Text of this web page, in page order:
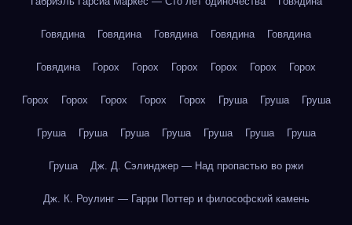
Говядина Говядина Говядина Говядина Говядина
Говядина Горох Горох Горох Горох Горох Горох
Горох Горох Горох Горох Горох Груша Груша Груша
Груша Груша Груша Груша Груша Груша Груша
Груша Дж. Д. Сэлинджер — Над пропастью во ржи
Дж. К. Роулинг — Гарри Поттер и философский камень